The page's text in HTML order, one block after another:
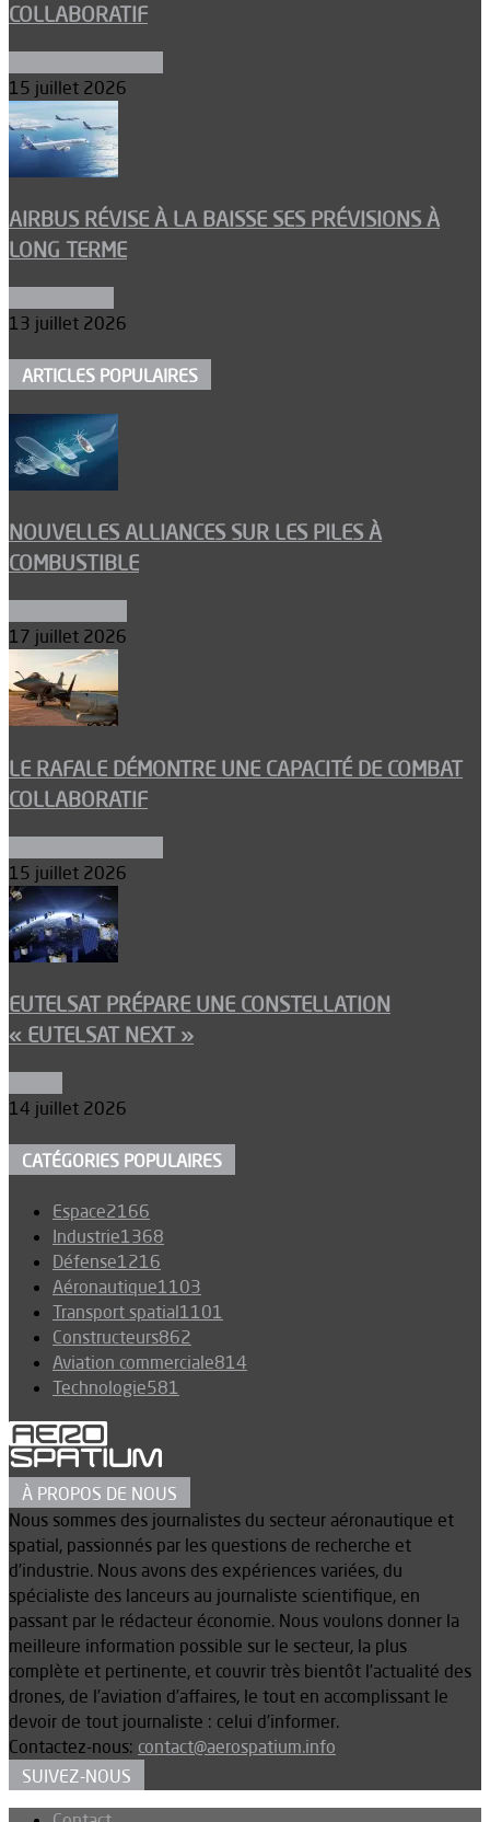
COLLABORATIF
15 juillet 2026
AIRBUS RÉVISE À LA BAISSE SES PRÉVISIONS À
LONG TERME
13 juillet 2026
ARTICLES POPULAIRES
NOUVELLES ALLIANCES SUR LES PILES À
COMBUSTIBLE
17 juillet 2026
LE RAFALE DÉMONTRE UNE CAPACITÉ DE COMBAT
COLLABORATIF
15 juillet 2026
EUTELSAT PRÉPARE UNE CONSTELLATION
« EUTELSAT NEXT »
14 juillet 2026
CATÉGORIES POPULAIRES
Espace2166
Industrie1368
Défense1216
Aéronautique1103
Transport spatial1101
Constructeurs862
Aviation commerciale814
Technologie581
À PROPOS DE NOUS
Nous sommes des journalistes du secteur aéronautique et
spatial, passionnés par les questions de recherche et
d’industrie. Nous avons des expériences variées, du
spécialiste des lanceurs au journaliste scientifique, en
passant par le rédacteur économie. Nous voulons donner la
meilleure information possible sur le secteur, la plus
complète et pertinente, et couvrir très bientôt l’actualité des
drones, de l’aviation d’affaires, le tout en accomplissant le
devoir de tout journaliste : celui d’informer.
Contactez-nous: contact@aerospatium.info
SUIVEZ-NOUS